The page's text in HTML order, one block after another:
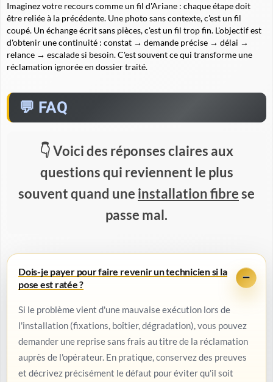
Imaginez votre recours comme un fil d'Ariane : chaque étape doit
être reliée à la précédente. Une photo sans contexte, c'est un fil
coupé. Un échange écrit sans pièces, c'est un fil trop fin. L'objectif est
d'obtenir une continuité : constat → demande précise → délai →
relance → escalade si besoin. C'est souvent ce qui transforme une
réclamation ignorée en dossier traité.
FAQ
Voici des réponses claires aux
questions qui reviennent le plus
souvent quand une installation fibrese
passe mal.
Dois-je payer pour faire revenir un technicien si la
pose est ratée ?
Si le problème vient d'une mauvaise exécution lors de
l'installation (fixations, boîtier, dégradation), vous pouvez
demander une reprise sans frais au titre de la réclamation
auprès de l'opérateur. En pratique, conservez des preuves
et décrivez précisément le défaut pour éviter qu'il soit